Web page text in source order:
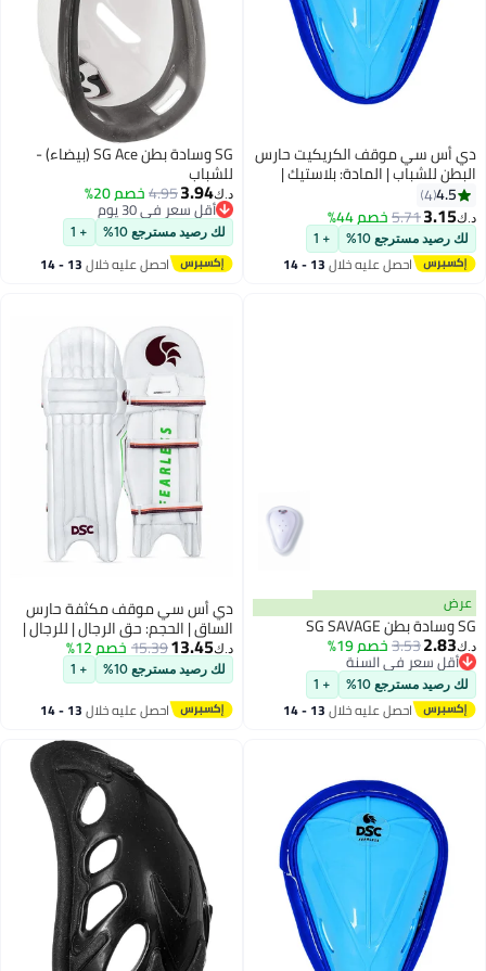
دي أس سي موقف الكريكيت حارس
البطن للشباب | المادة: بلاستيك |
على شكل هندسي | الحرس مبطن |
خفيفة الوزن ومتينة | للتدريب
والمباريات
4.5
4
د.ك‏3.15
5.71خصم 44%
لك رصيد مسترجع 10%
احصل عليه خلال 13 - 14
SG وسادة بطن SG Ace (بيضاء) -
للشباب
د.ك‏3.94
4.95خصم 20%
أقل سعر في 30 يوم
أقل سعر في 30 يوم
لك رصيد مسترجع 10%
احصل عليه خلال 13 - 14
عرض
SG وسادة بطن SG SAVAGE
د.ك‏2.83
3.53خصم 19%
أقل سعر في السنة
أقل سعر في السنة
لك رصيد مسترجع 10%
احصل عليه خلال 13 - 14
دي أس سي موقف مكثفة حارس
الساق | الحجم: حق الرجال | للرجال |
المادة: جلد | أجنحة جانبية إسفنجية
عريضة للغاية وعالية الكثافة | مسح
الوجه النظيف
د.ك‏13.45
15.39خصم 12%
لك رصيد مسترجع 10%
احصل عليه خلال 13 - 14